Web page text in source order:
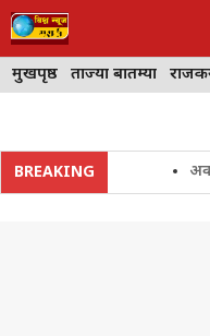
Skip
to
content
मुखपृष्ठ ताज्या बातम्या
BREAKING अवकाळी